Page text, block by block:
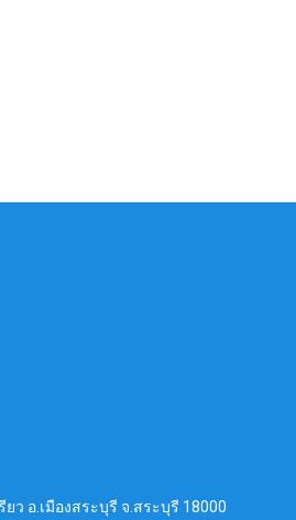
ว อ.เมืองสระบุรี จ.สระบุรี 18000